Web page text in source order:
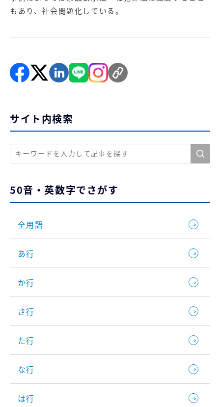
Web制作の製品
もあり、社会問題化している。
サイト内検索
50音・英数字でさがす
全用語
あ行
か行
さ行
た行
な行
は行